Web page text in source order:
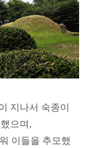
지나서 숙종이
으며,
이들을 추모했